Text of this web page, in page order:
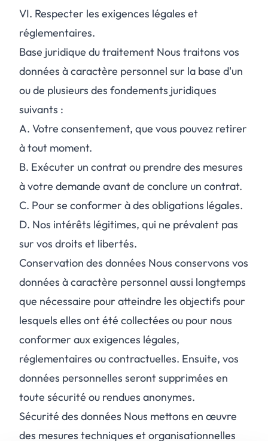
VI. Respecter les exigences légales et
réglementaires.
Base juridique du traitement Nous traitons vos
données à caractère personnel sur la base d'un
ou de plusieurs des fondements juridiques
suivants :
A. Votre consentement, que vous pouvez retirer
à tout moment.
B. Exécuter un contrat ou prendre des mesures
à votre demande avant de conclure un contrat.
C. Pour se conformer à des obligations légales.
D. Nos intérêts légitimes, qui ne prévalent pas
sur vos droits et libertés.
Conservation des données Nous conservons vos
données à caractère personnel aussi longtemps
que nécessaire pour atteindre les objectifs pour
lesquels elles ont été collectées ou pour nous
conformer aux exigences légales,
réglementaires ou contractuelles. Ensuite, vos
données personnelles seront supprimées en
toute sécurité ou rendues anonymes.
Sécurité des données Nous mettons en œuvre
des mesures techniques et organisationnelles